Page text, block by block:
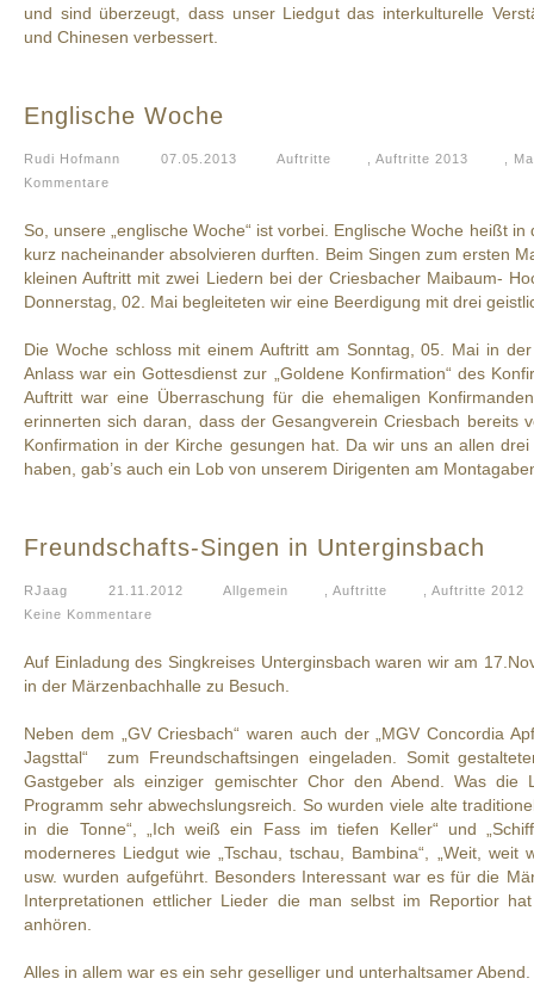
und sind überzeugt, dass unser Liedgut das interkulturelle
und Chinesen verbessert.
Englische Woche
Rudi Hofmann 07.05.2013 Auftritte Auftritte 2013
Kommentare
So, unsere „englische Woche“ ist vorbei. Englische Woche heißt
kurz nacheinander absolvieren durften. Beim Singen zum ersten
kleinen Auftritt mit zwei Liedern bei der Criesbacher Maibaum-
Donnerstag, 02. Mai begleiteten wir eine Beerdigung mit drei
Die Woche schloss mit einem Auftritt am Sonntag, 05. Mai in
Anlass war ein Gottesdienst zur „Goldene Konfirmation“ des
Auftritt war eine Überraschung für die ehemaligen
erinnerten sich daran, dass der Gesangverein Criesbach bereits
Konfirmation in der Kirche gesungen hat. Da wir uns an allen
haben, gab’s auch ein Lob von unserem Dirigenten am
Freundschafts-Singen in Unterginsbach
RJaag 21.11.2012 Allgemein Auftritte
Auftritte 2012
Keine Kommentare
Auf Einladung des Singkreises Unterginsbach waren wir am
in der Märzenbachhalle zu Besuch.
Neben dem „GV Criesbach“ waren auch der „MGV Concordia
Jagsttal“ zum Freundschaftsingen eingeladen. Somit
Gastgeber als einziger gemischter Chor den Abend. Was die
Programm sehr abwechslungsreich. So wurden viele alte
in die Tonne“, „Ich weiß ein Fass im tiefen Keller“ und
moderneres Liedgut wie „Tschau, tschau, Bambina“, „Weit, weit
usw. wurden aufgeführt. Besonders Interessant war es für die
Interpretationen ettlicher Lieder die man selbst im Reportior
anhören.
Alles in allem war es ein sehr geselliger und unterhaltsamer Abend.